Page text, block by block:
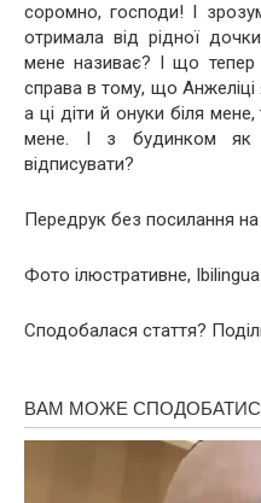
соромно, господи! І
отримала від рідної
мене називає? І що тепер
справа в тому, що Анжеліці
а ці діти й онуки біля
мене. І з будинком як
відписувати?
Передрук без посилання
Фото ілюстративне,
Сподобалася стаття?